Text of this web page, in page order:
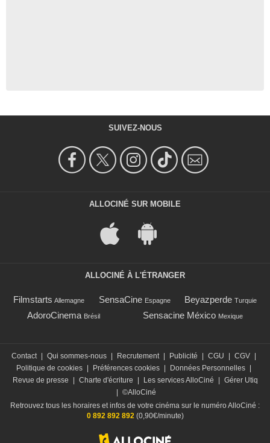
SUIVEZ-NOUS
ALLOCINÉ SUR MOBILE
ALLOCINÉ À L'ÉTRANGER
Filmstarts Allemagne SensaCine Espagne Beyazperde Turquie
AdoroCinema Brésil Sensacine México Mexique
Contact | Qui sommes-nous | Recrutement | Publicité | CGU | CGV |
Politique de cookies | Préférences cookies | Données Personnelles |
Revue de presse
| Charte d'écriture | Les services AlloCiné | Gérer Utiq
| ©AlloCiné
Retrouvez tous les horaires et infos de votre cinéma sur le numéro AlloCiné :
0 892 892 892 (0,90€/minute)